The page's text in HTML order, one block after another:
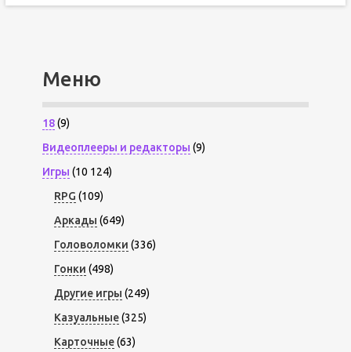
Меню
18(9)
Видеоплееры и редакторы (9)
Игры (10 124)
RPG (109)
Аркады (649)
Головоломки (336)
Гонки (498)
Другие игры (249)
Казуальные(325)
Карточные(63)